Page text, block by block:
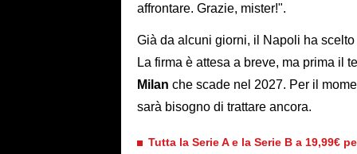
affrontare. Grazie, mister!".
Già da alcuni giorni, il Napoli ha
La firma è attesa a breve, ma prima il
Milan che scade nel 2027. Per il
sarà bisogno di trattare ancora.
Tutta la Serie A e la Serie B a 19,99€